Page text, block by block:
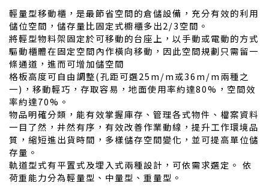
輕量型移動櫃，是最節省空間的倉儲設備，充分有效的利用
儲位空間，儲存量比固定式櫥櫃多出2/3空間。
將輕型物料架固定於可移動的台座上，以手動或電動的方式
驅動櫃體在固定空間內作橫向移動，因此空間規劃只需留一
條通道，進而可增加儲空間
格板高度可自由調整(孔距可選25m/m或36m/m兩種之
一)，移動輕巧，存取容易，地面使用率約達80%，空間效
率約達70%。
物品明確分類，能有效掌握庫存、管理各式物件、檔案資料
一目了然，井然有序，有效改善作業動線，提升工作環境品
質，縮短進出貨時間，多樣儲存空間變化，並可提高單位儲
存量。
軌道型式有平置式及埋入式兩種設計，可依需求選定。 依
荷重能力分為輕量型、中量型、重量型。